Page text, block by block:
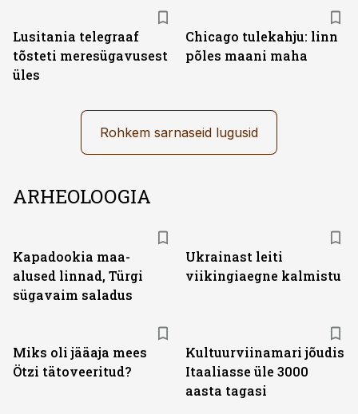
Lusitania telegraaf
tõsteti meresügavusest
üles
Chicago tulekahju: linn
põles maani maha
Rohkem sarnaseid lugusid
ARHEOLOOGIA
Kapadookia maa-
alused linnad, Türgi
sügavaim saladus
Ukrainast leiti
viikingiaegne kalmistu
Miks oli jääaja mees
Ötzi tätoveeritud?
Kultuurviinamari jõudis
Itaaliasse üle 3000
aasta tagasi